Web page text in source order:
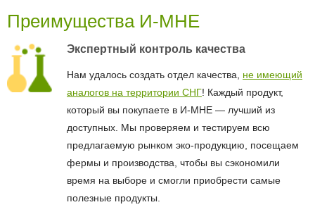
Преимущества И-МНЕ
Экспертный контроль качества
Нам удалось создать отдел качества, не имеющий
аналогов на территории СНГ! Каждый продукт,
который вы покупаете в И-МНЕ — лучший из
доступных. Мы проверяем и тестируем всю
предлагаемую рынком эко-продукцию, посещаем
фермы и производства, чтобы вы сэкономили
время на выборе и смогли приобрести самые
полезные продукты.